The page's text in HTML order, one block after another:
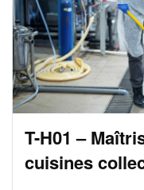
T-H01 –
cuisines